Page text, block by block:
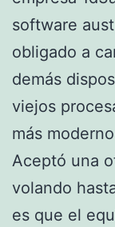
software
obligado a
demás
viejos
más
Aceptó una
volando
es que el